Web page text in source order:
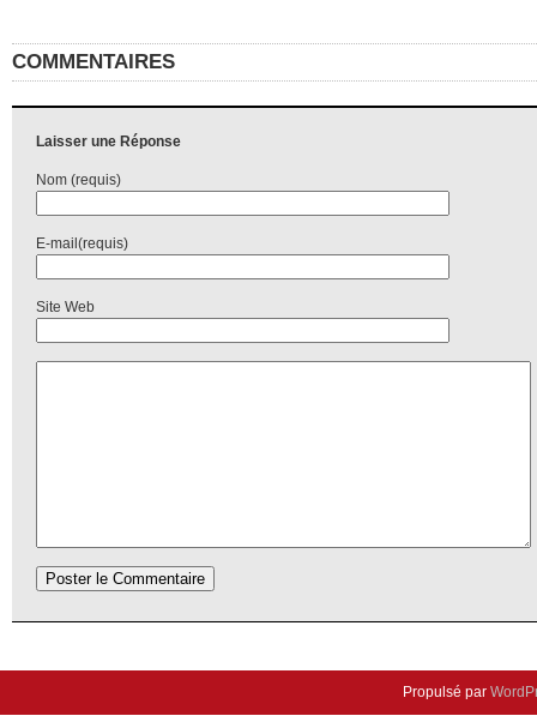
COMMENTAIRES
Laisser une Réponse
Nom (requis)
E-mail(requis)
Site Web
Propulsé par